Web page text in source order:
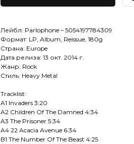
Лейбл: Parlophone – 5054197784309
Формат: LP, Album, Reissue, 180g
Страна: Europe
Дата релиза: 13 окт. 2014 г.
Жанр: Rock
Стиль: Heavy Metal
Tracklist:
A1 Invaders 3:20
A2 Children Of The Damned 4:34
A3 The Prisoner 5:34
A4 22 Acacia Avenue 6:34
B1 The Number Of The Beast 4:25